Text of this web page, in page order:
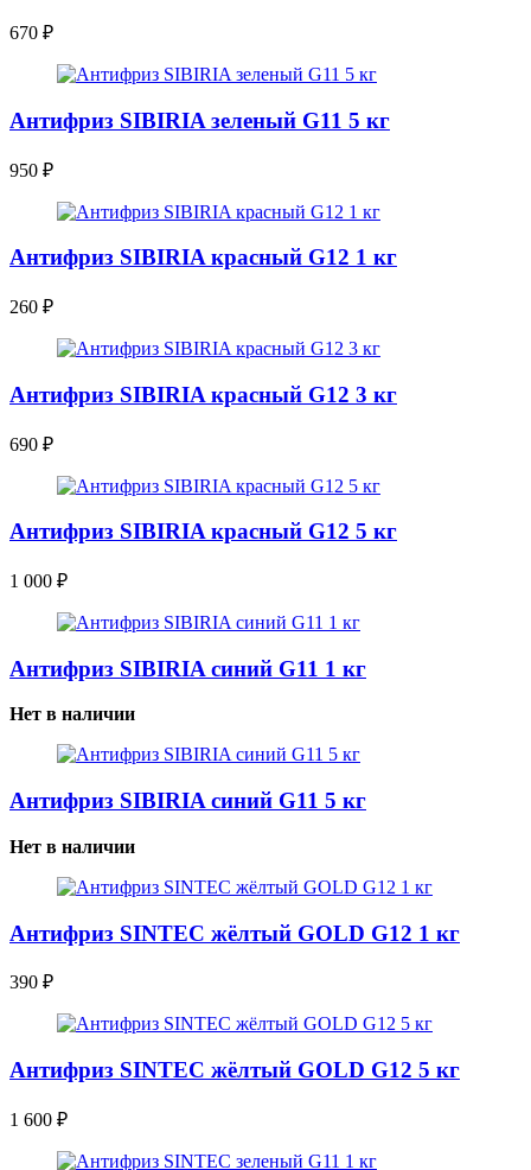
670 ₽
Антифриз SIBIRIA зеленый G11 5 кг
950 ₽
Антифриз SIBIRIA красный G12 1 кг
260 ₽
Антифриз SIBIRIA красный G12 3 кг
690 ₽
Антифриз SIBIRIA красный G12 5 кг
1 000 ₽
Антифриз SIBIRIA синий G11 1 кг
Нет в наличии
Антифриз SIBIRIA синий G11 5 кг
Нет в наличии
Антифриз SINTEC жёлтый GOLD G12 1 кг
390 ₽
Антифриз SINTEC жёлтый GOLD G12 5 кг
1 600 ₽